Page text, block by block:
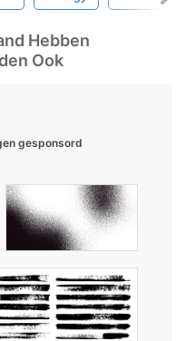
Hebben
Ook
gesponsord